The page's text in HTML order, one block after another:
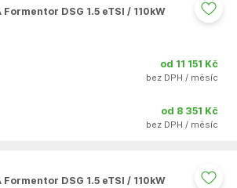
Formentor DSG 1.5 eTSI / 110kW
od 11 151 Kč
bez DPH / měsíc
od 8 351 Kč
bez DPH / měsíc
Formentor DSG 1.5 eTSI / 110kW